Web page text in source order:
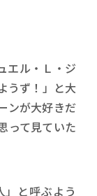
エル・Ｌ・ジ
うず！」と大
ンが大好きだ
って見ていた
と呼ぶよう